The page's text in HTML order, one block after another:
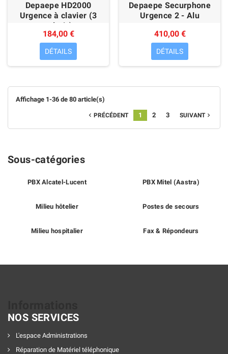
Depaepe HD2000
Urgence à clavier (3
coloris)
184,00 €
DÉTAILS
Depaepe Securphone
Urgence 2 - Alu
410,00 €
DÉTAILS
Affichage 1-36 de 80 article(s)
 PRÉCÉDENT 1 2 3 SUIVANT
Sous-catégories
PBX Alcatel-Lucent PBX Mitel (Aastra)
Milieu hôtelier Postes de secours
Milieu hospitalier Fax & Répondeurs
NOS SERVICES
L'espace Administrations
Réparation de Matériel téléphonique